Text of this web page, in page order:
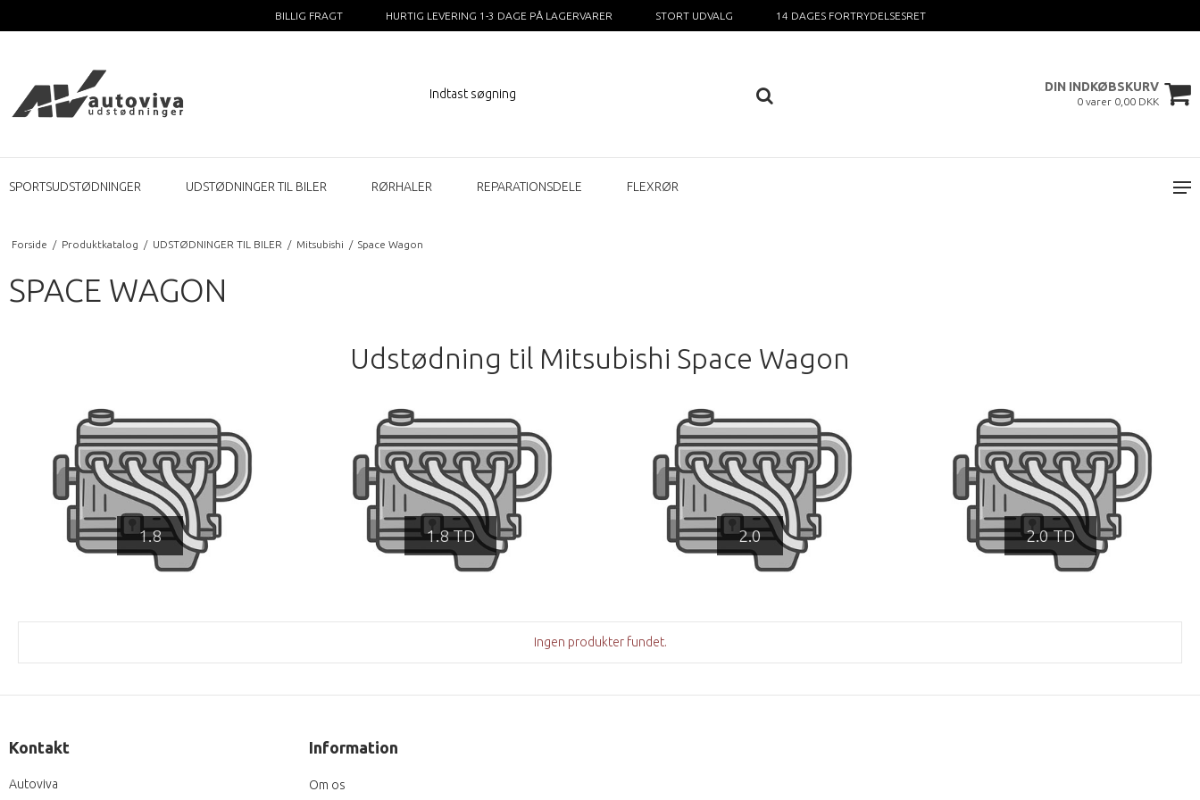
BILLIG FRAGT HURTIG LEVERING 1-3 DAGE PÅ LAGERVARER STORT UDVALG 14 DAGES FORTRYDELSESRET
DIN INDKØBSKURV
0 varer 0,00 DKK
SPORTSUDSTØDNINGER UDSTØDNINGER TIL BILER RØRHALER REPARATIONSDELE FLEXRØR
Forside / Produktkatalog / UDSTØDNINGER TIL BILER / Mitsubishi / Space Wagon
SPACE WAGON
Udstødning til Mitsubishi Space Wagon
1.8 1.8 TD 2.0 2.0 TD
Ingen produkter fundet.
Kontakt
Autoviva
Information
Om os